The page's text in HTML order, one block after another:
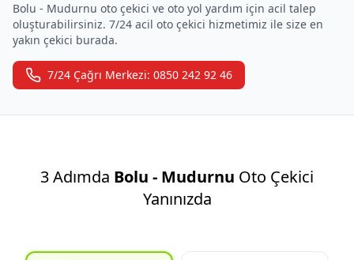
Bolu - Mudurnu oto çekici ve oto yol yardım için acil talep
oluşturabilirsiniz. 7/24 acil oto çekici hizmetimiz ile size en
yakın çekici burada.
7/24 Çağrı Merkezi: 0850 242 92 46
3 Adımda Bolu - Mudurnu Oto Çekici
Yanınızda